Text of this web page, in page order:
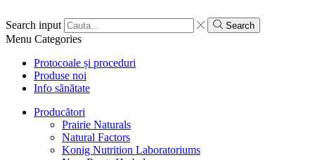
Search input Search
Menu Categories
Protocoale și proceduri
Produse noi
Info sănătate
Producători
Prairie Naturals
Natural Factors
Konig Nutrition Laboratoriums